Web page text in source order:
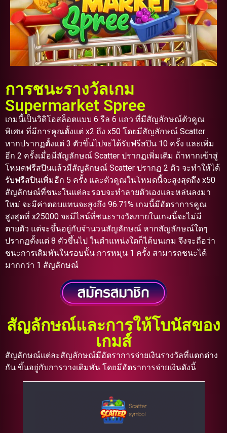
การชนะรางวัลเกม
Supermarket Spree
เกมนี้เป็นวิดิโอสล็อตแบบ 6 รีล 6 แถว ที่มีสัญลักษณ์ตัวคูณ
พิเศษ ที่มีการคูณตั้งแต่ x2 ถึง x50 โดยมีสัญลักษณ์ Scatter
หากปรากฏตั้งแต่ 3 ตัวขึ้นไปจะได้รับฟรีสปิน 10 ครั้ง และเพิ่ม
อีก 2 ครั้งเมื่อมีสัญลักษณ์ Scatter ปรากฏเพิ่มเติม ถ้าหากเข้าสู่
โหมดฟรีสปินแล้วมีสัญลักษณ์ Scatter ปรากฏ 2 ตัว จะทำให้ได้
รับฟรีสปินเพิ่มอีก 5 ครั้ง และตัวคูณในโหมดนี้จะสูงสุดถึง x50
สัญลักษณ์ที่ชนะในแต่ละรอบจะทำลายตัวเองและหล่นลงมา
ใหม่ จะมีค่าตอบแทนจะสูงถึง 96.71% เกมนี้มีอัตราการคูณ
สูงสุดที่ x25000 จะมีไลน์ที่ชนะรางวัลภายในเกมนี้จะไม่มี
ตายตัว แต่จะขึ้นอยู่กับจำนวนสัญลักษณ์ หากสัญลักษณ์ใดๆ
ปรากฏตั้งแต่ 8 ตัวขึ้นไป ในตำแหน่งใดก็ได้บนเกม จึงจะถือว่า
ชนะการเดิมพันในรอบนั้น การหมุน 1 ครั้ง สามารถชนะได้
มากกว่า 1 สัญลักษณ์
สัญลักษณ์และการให้โบนัสของ
เกมส์
สัญลักษณ์แต่ละสัญลักษณ์มีอัตราการจ่ายเงินรางวัลที่แตกต่าง
กัน ขึ้นอยู่กับการวางเดิมพัน โดยมีอัตราการจ่ายเงินดังนี้